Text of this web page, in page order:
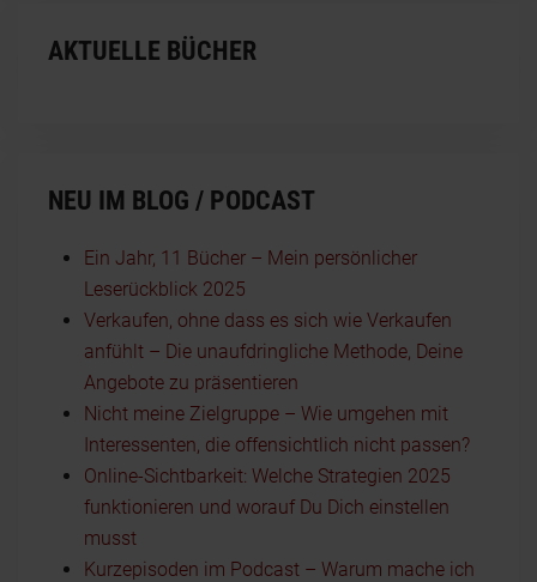
AKTUELLE BÜCHER
NEU IM BLOG / PODCAST
Ein Jahr, 11 Bücher – Mein persönlicher
Leserückblick 2025
Verkaufen, ohne dass es sich wie Verkaufen
anfühlt – Die unaufdringliche Methode, Deine
Angebote zu präsentieren
Nicht meine Zielgruppe – Wie umgehen mit
Interessenten, die offensichtlich nicht passen?
Online-Sichtbarkeit: Welche Strategien 2025
funktionieren und worauf Du Dich einstellen
musst
Kurzepisoden im Podcast – Warum mache ich